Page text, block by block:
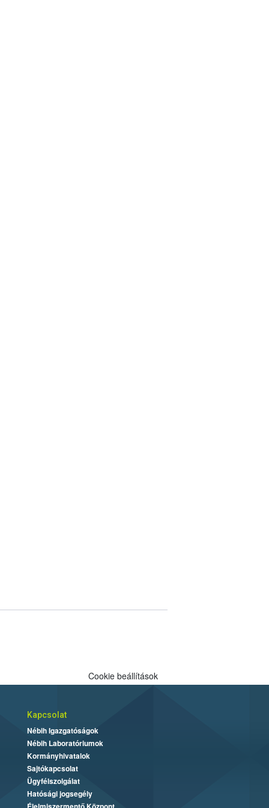
Cookie beállítások
Kapcsolat
Nébih Igazgatóságok
Nébih Laboratóriumok
Kormányhivatalok
Sajtókapcsolat
Ügyfélszolgálat
Hatósági jogsegély